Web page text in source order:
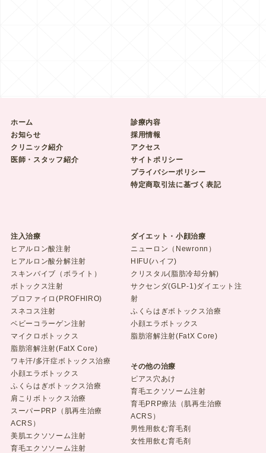
ホーム
お知らせ
クリニック紹介
医師・スタッフ紹介
診療内容
採用情報
アクセス
サイトポリシー
プライバシーポリシー
特定商取引法に基づく表記
注入治療
ヒアルロン酸注射
ヒアルロン酸分解注射
スキンバイブ（ボライト）
ボトックス注射
プロファイロ(PROFHIRO)
スネコス注射
ベビーコラーゲン注射
マイクロボトックス
脂肪溶解注射(FatX Core)
ワキ汗/多汗症ボトックス治療
小顔エラボトックス
ふくらはぎボトックス治療
肩こりボトックス治療
スーパーPRP（肌再生治療
ACRS）
美肌エクソソーム注射
育毛エクソソーム注射
ダイエット・小顔治療
ニューロン（Newronn）
HIFU(ハイフ)
クリスタル(脂肪冷却分解)
サクセンダ(GLP-1)ダイエット注
射
ふくらはぎボトックス治療
小顔エラボトックス
脂肪溶解注射(FatX Core)
その他の治療
ピアス穴あけ
育毛エクソソーム注射
育毛PRP療法（肌再生治療
ACRS）
男性用飲む育毛剤
女性用飲む育毛剤